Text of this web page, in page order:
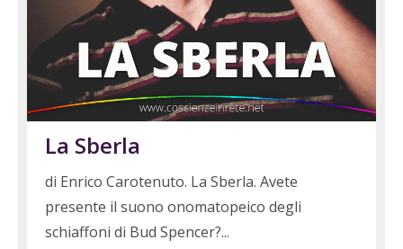
La Sberla
di Enrico Carotenuto. La Sberla. Avete
presente il suono onomatopeico degli
schiaffoni di Bud Spencer?